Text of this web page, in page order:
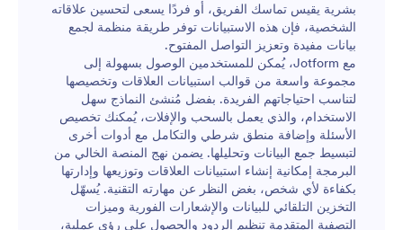
بشرية يقيس تماسك الفريق، أو فردًا يسعى لتحسين علاقاته
الشخصية، فإن هذه الاستبيانات توفر طريقة منظمة لجمع
بيانات مفيدة وتعزيز التواصل المفتوح.
مع Jotform، يُمكن للمستخدمين الوصول بسهولة إلى
مجموعة واسعة من قوالب استبيانات العلاقات وتخصيصها
لتناسب احتياجاتهم الفريدة. بفضل مُنشئ النماذج سهل
الاستخدام، والذي يعمل بالسحب والإفلات، يُمكنك تخصيص
الأسئلة وإضافة منطق شرطي والتكامل مع أدوات أخرى
لتبسيط جمع البيانات وتحليلها. يضمن نهج المنصة الخالي من
البرمجة إمكانية إنشاء استبيانات العلاقات وتوزيعها وإدارتها
بكفاءة لأي شخص، بغض النظر عن مهارته التقنية. يُسهّل
التخزين التلقائي للبيانات والإشعارات الفورية وميزات
التصفية المتقدمة تنظيم الردود والحصول على رؤى عملية،